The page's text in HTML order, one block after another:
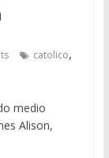
catolico,
medio
Alison,